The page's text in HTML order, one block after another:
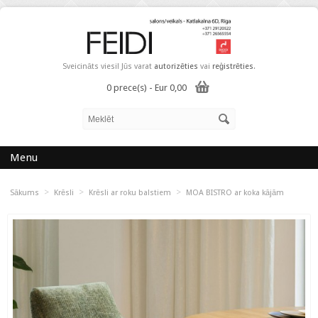
Sveicināts viesi! Jūs varat autorizēties vai reģistrēties.
0 prece(s) - Eur 0,00
Menu
Sākums > Krēsli > Krēsli ar roku balstiem > MOA BISTRO ar koka kājām